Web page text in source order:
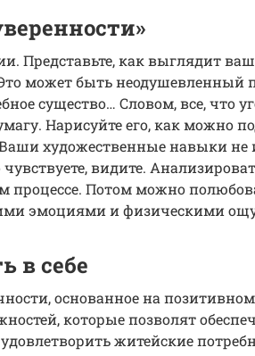
Представьте, как выглядит
может быть неодушевленный
существо… Словом, все, что
Нарисуйте его, как можно
Ваши художественные навыки
видите.
процессе. Потом можно
эмоциями и физическими
в себе
основанное на позитивном
которые позволят
житейские